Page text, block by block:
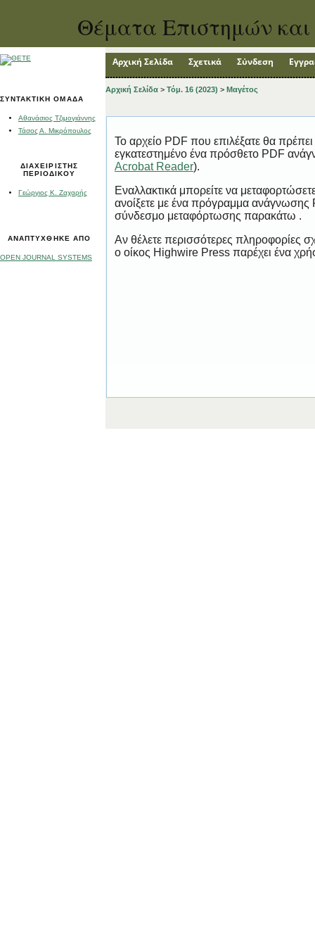
Θέματα Επιστημών και
ΣΥΝΤΑΚΤΙΚΉ ΟΜΆΔΑ
Αθανάσιος Τζιμογιάννης
Τάσος Α. Μικρόπουλος
ΔΙΑΧΕΙΡΙΣΤΉΣ
ΠΕΡΙΟΔΙΚΟΎ
Γεώργιος Κ. Ζαχαρής
ΑΝΑΠΤΎΧΘΗΚΕ ΑΠΌ
OPEN JOURNAL SYSTEMS
Αρχική Σελίδα Σχετικά Σύνδεση
Αρχική Σελίδα > Τόμ. 16 (2023) > Μαγέτος
Το αρχείο PDF που επιλέξατε θα
εγκατεστημένο ένα πρόσθετο PDF
Acrobat Reader).
Εναλλακτικά μπορείτε να
ανοίξετε με ένα πρόγραμμα ανάγνωσης
σύνδεσμο μεταφόρτωσης παρακάτω .
Αν θέλετε περισσότερες πληροφορίες
ο οίκος Highwire Press παρέχει ένα